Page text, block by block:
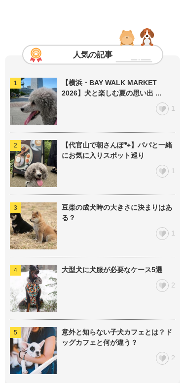
人気の記事
【横浜・BAY WALK MARKET
2026】犬と楽しむ夏の思い出 ...
1
【代官山で朝さんぽ🐾】パパと一緒
にお気に入りスポット巡り
1
豆柴の成犬時の大きさに決まりはあ
る？
1
大型犬に犬服が必要なケース5選
2
意外と知らない子犬カフェとは？ド
ッグカフェと何が違う？
2